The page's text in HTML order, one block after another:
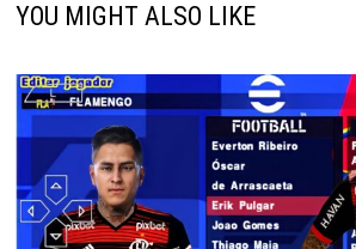
YOU MIGHT ALSO LIKE